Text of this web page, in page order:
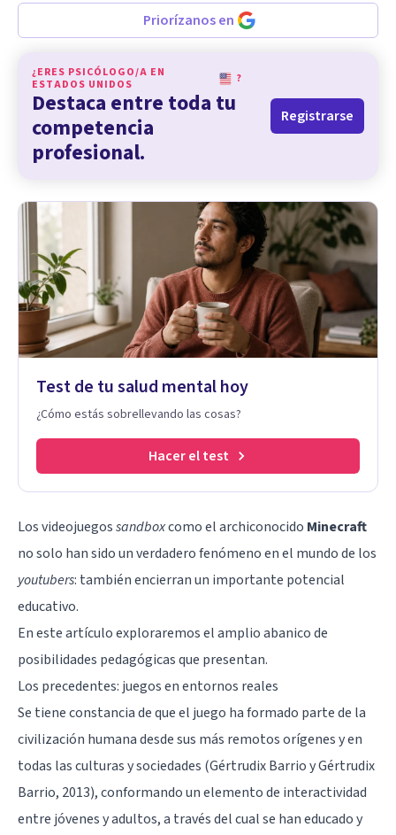
Priorízanos en
¿ERES PSICÓLOGO/A EN
ESTADOS UNIDOS
?
Destaca entre toda tu
competencia
profesional.
Registrarse
Test de tu salud mental hoy
¿Cómo estás sobrellevando las cosas?
Hacer el test
Los videojuegossandboxcomo el archiconocido Minecraft
no solo han sido un verdadero fenómeno en el mundo de los
youtubers: también encierran un importante potencial
educativo.
En este artículo exploraremos el amplio abanico de
posibilidades pedagógicas que presentan.
Los precedentes: juegos en entornos reales
Se tiene constancia de que el juego ha formado parte de la
civilización humana desde sus más remotos orígenes y en
todas las culturas y sociedades (Gértrudix Barrio y Gértrudix
Barrio, 2013), conformando un elemento de interactividad
entre jóvenes y adultos, a través del cual se han educado y